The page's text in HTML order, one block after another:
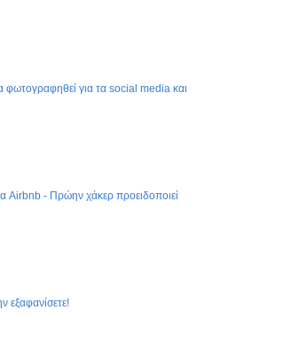
φωτογραφηθεί για τα social media και
Airbnb - Πρώην χάκερ προειδοποιεί
εξαφανίσετε!